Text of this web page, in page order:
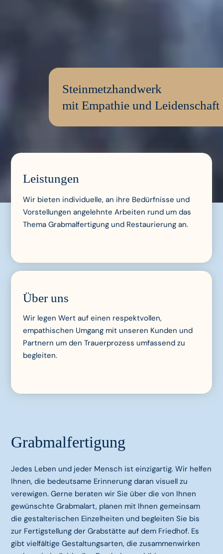
Steinmetzhandwerk
mit Empathie und Leidenschaft
Leistungen
Wir bieten individuelle, an ihre Bedürfnisse und
Vorstellungen angelehnte Arbeiten rund um das
Thema Grabmalfertigung und Restaurierung an.
Über uns
Wir legen Wert auf einen respektvollen,
empathischen Umgang mit unseren Kunden und
Partnern um den Trauerprozess umfassend zu
begleiten.
Grabmalfertigung
Jedes Leben und jeder Mensch ist einzigartig. Wir helfen
Ihnen, die bedeutsame Erinnerung daran visuell zu
verewigen. Gerne beraten wir Sie über die von Ihnen
gewünschte Grabmalart, planen mit Ihnen gemeinsam
die gestalterischen Einzelheiten und begleiten Sie bis
zur Fertigstellung der Grabstätte auf dem Friedhof. Es
gibt vielfältige Gestaltungsarten, die zusammenwirken